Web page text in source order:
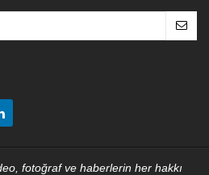
fotoğraf ve haberlerin her hakkı